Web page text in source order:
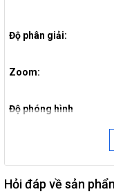
Độ phân giải:
Zoom:
Độ phóng hình
Loa
Hỏi đáp về sản